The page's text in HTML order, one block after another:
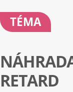
TÉMA
RETARD